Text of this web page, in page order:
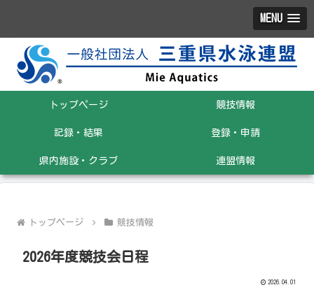
MENU
トップページ 競技情報
記録・結果 登録・申請
県内施設・クラブ 連盟情報
トップページ 競技情報
2026年度競技会日程
2026.04.01